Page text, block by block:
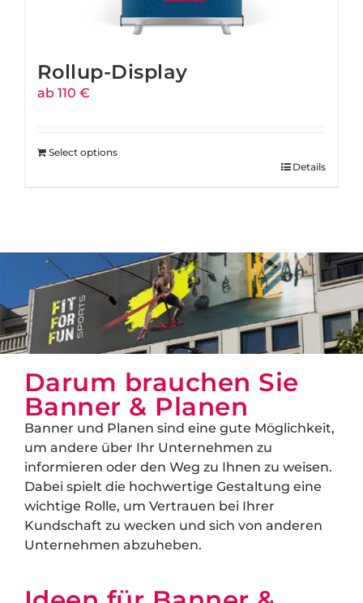
Rollup-Display
ab 110 €
Select options
Details
Darum brauchen Sie
Banner & Planen
Banner und Planen sind eine gute Möglichkeit,
um andere über Ihr Unternehmen zu
informieren oder den Weg zu Ihnen zu weisen.
Dabei spielt die hochwertige Gestaltung eine
wichtige Rolle, um Vertrauen bei Ihrer
Kundschaft zu wecken und sich von anderen
Unternehmen abzuheben.